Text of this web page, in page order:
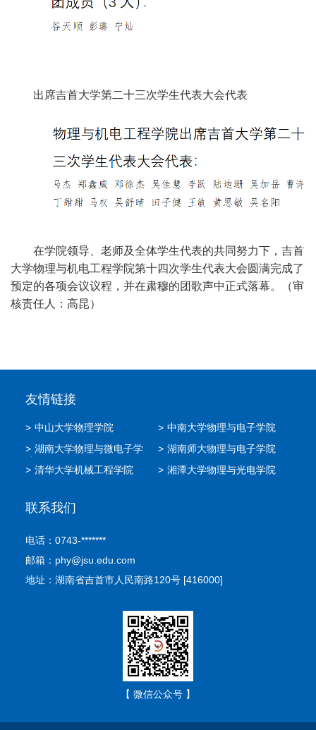
出席吉首大学第二十三次学生代表大会代表
在学院领导 老师及全体学生代表的共同努力下 ，吉首
大学物理与机电工程学院第十四次学生代表大会圆满完成了
预定的各项会议议程， 并在肃穆的团歌声中正式落幕。（审
核责任人：高昆）
友情链接
> 中山大学物理学院 > 中南大学物理与电子学院
> 湖南大学物理与微电子学
> 湖南师大物理与电子学院
> 清华大学机械工程学院 > 湘潭大学物理与光电学院
联系我们
电话：0743-*******
邮箱：phy@jsu.edu.com
地址：湖南省吉首市人民南路120号 [416000]
【 微信公众号 】